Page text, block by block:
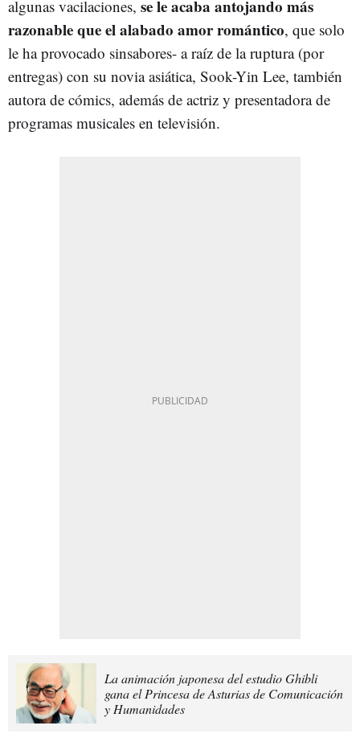
algunas vacilaciones, se le acaba antojando más
razonable que el alabado amor romántico, que solo
le ha provocado sinsabores- a raíz de la ruptura (por
entregas) con su novia asiática, Sook-Yin Lee, también
autora de cómics, además de actriz y presentadora de
programas musicales en televisión.
La animación japonesa del estudio Ghibli
gana el Princesa de Asturias de Comunicación
y Humanidades